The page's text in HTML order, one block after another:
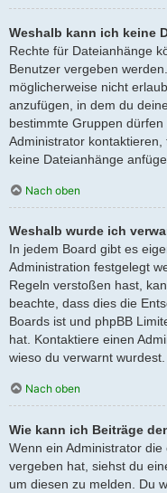
Weshalb kann ich keine
Rechte für Dateianhänge
Benutzer vergeben
möglicherweise nicht
anzufügen, in dem du
bestimmte Gruppen
Administrator
keine Dateianhänge
Nach oben
Weshalb wurde ich
In jedem Board gibt es
Administration festgelegt
Regeln verstoßen hast,
beachte, dass dies die
Boards ist und phpBB
hat. Kontaktiere einen
wieso du verwarnt wurdest.
Nach oben
Wie kann ich Beiträge
Wenn ein Administrator
vergeben hat, siehst du
um diesen zu melden. Du